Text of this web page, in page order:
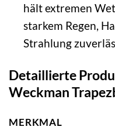
hält extremen
starkem Regen,
Strahlung
Detaillierte
Weckman
MERKMAL